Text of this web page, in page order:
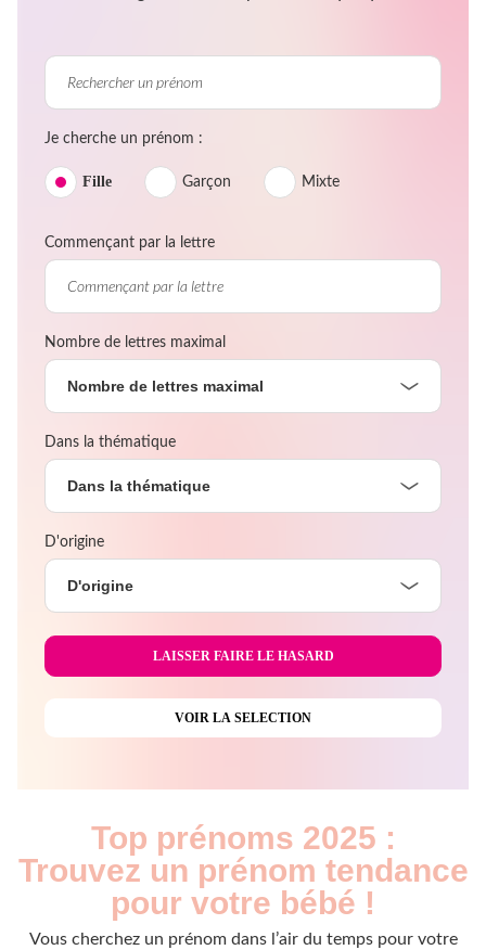
Je cherche un prénom :
Fille Garçon Mixte
Commençant par la lettre
Nombre de lettres maximal
Nombre de lettres maximal
Dans la thématique
Dans la thématique
D'origine
D'origine
Top prénoms 2025 :
Trouvez un prénom tendance
pour votre bébé !
Vous cherchez un prénom dans l’air du temps pour votre